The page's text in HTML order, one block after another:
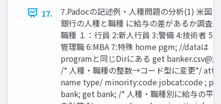
17.
7.Padocの記述例・人種問題の分析(1) 米国の
銀行の人種と職種 に給与の差があるか調査
職種 １：行員 2:新人行員 3:警備 4:技術者 5:
管理職 6:MBA 7:特殊 home pgm; //dataは
programと同じDirにある get banker.csv@;
/* 人種・職種の整数→コード型に変更*/ attr
name type/ minority:code jobcat:code ;
bank; get bank; /* 人種・職種別に給与の平均